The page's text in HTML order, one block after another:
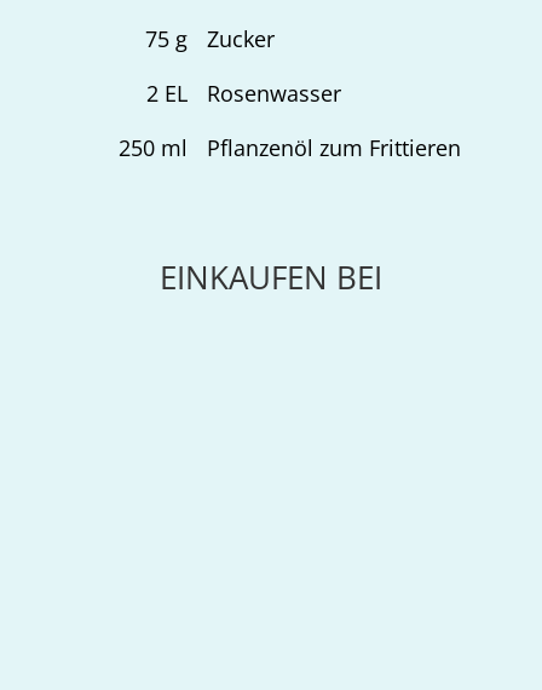
75g
Zucker
2EL
Rosenwasser
250ml Pflanzenöl zum Frittieren
EINKAUFEN BEI